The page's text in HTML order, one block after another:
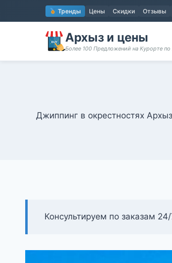
к
содержимому
Тренды Цены Скидки Отзывы
Архыз и цены
Более 100 Предложений на Курорте
Джиппинг в окрестностях
Консультируем по заказам